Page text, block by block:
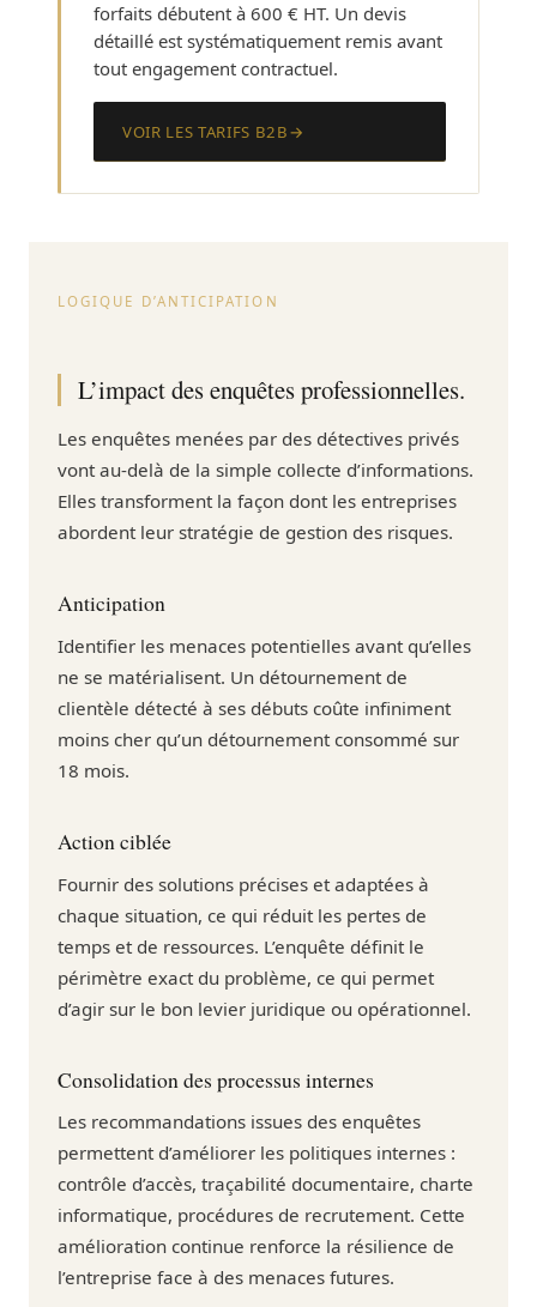
forfaits débutent à 600 € HT. Un devis
détaillé est systématiquement remis avant
tout engagement contractuel.
VOIR LES TARIFS B2B
LOGIQUE D’ANTICIPATION
L’impact des enquêtes professionnelles.
Les enquêtes menées par des détectives privés
vont au-delà de la simple collecte d’informations.
Elles transforment la façon dont les entreprises
abordent leur stratégie de gestion des risques.
Anticipation
Identifier les menaces potentielles avant qu’elles
ne se matérialisent. Un détournement de
clientèle détecté à ses débuts coûte infiniment
moins cher qu’un détournement consommé sur
18 mois.
Action ciblée
Fournir des solutions précises et adaptées à
chaque situation, ce qui réduit les pertes de
temps et de ressources. L’enquête définit le
périmètre exact du problème, ce qui permet
d’agir sur le bon levier juridique ou opérationnel.
Consolidation des processus internes
Les recommandations issues des enquêtes
permettent d’améliorer les politiques internes :
contrôle d’accès, traçabilité documentaire, charte
informatique, procédures de recrutement. Cette
amélioration continue renforce la résilience de
l’entreprise face à des menaces futures.